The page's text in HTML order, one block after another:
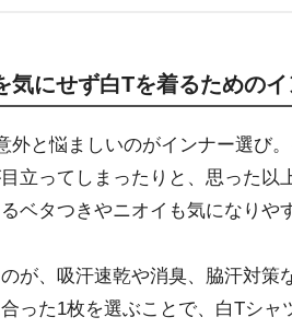
気にせず白Tを着るための
と悩ましいのがインナー選び
立ってしまったりと、思った以
ベタつきやニオイも気になりや
が、吸汗速乾や消臭、脇汗対策
った1枚を選ぶことで、白Tシャ